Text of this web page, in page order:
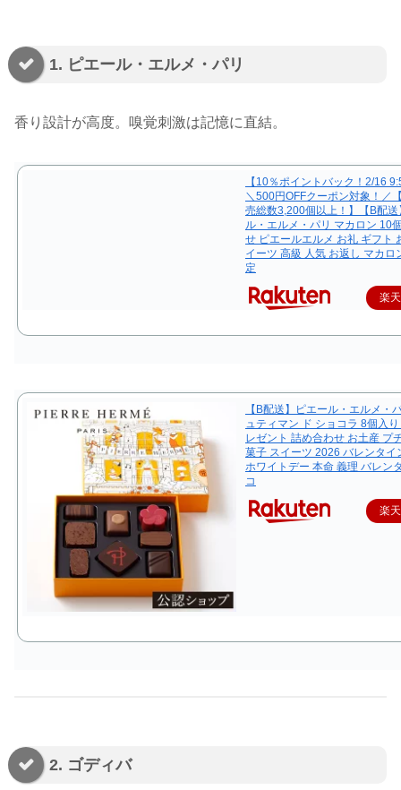
1. ピエール・エルメ・パリ
香り設計が高度。嗅覚刺激は記憶に直結。
【10％ポイントバック！2/16
＼500円OFFクーポン対象！／
売総数3,200個以上！】【B配送
ル・エルメ・パリ マカロン 10
せ ピエールエルメ お礼 ギフト
イーツ 高級 人気 お返し マカロ
定
楽
【B配送】ピエール・エルメ・
ュティマン ド ショコラ 8個入
レゼント 詰め合わせ お土産 プ
菓子 スイーツ 2026 バレンタイ
ホワイトデー 本命 義理 バレン
コ
楽
2. ゴディバ